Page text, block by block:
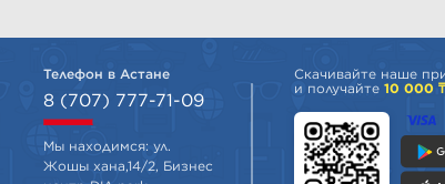
Телефон в Астане
8 (707) 777-71-09
Мы находимся: ул.
Жошы хана,14/2, Бизнес
Скачивайте наше
и получайте10 000 ₸